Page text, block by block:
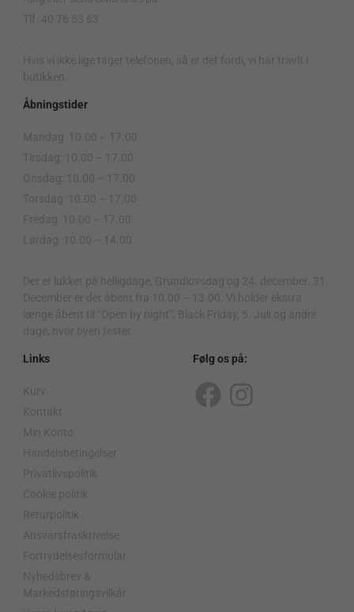
Tlf. 40 76 53 63
Hvis vi ikke lige tager telefonen, så er det fordi, vi har travlt i
butikken.
Åbningstider
Mandag: 10.00 – 17.00
Tirsdag: 10.00 – 17.00
Onsdag: 10.00 – 17.00
Torsdag: 10.00 – 17.00
Fredag: 10.00 – 17.00
Lørdag: 10.00 – 14.00
Der er lukket på helligdage, Grundlovsdag og 24. december. 31.
December er der åbent fra 10.00 – 13.00. Vi holder ekstra
længe åbent til “Open by night”, Black Friday, 5. Juli og andre
dage, hvor byen fester.
Links
Kurv
Kontakt
Min Konto
Handelsbetingelser
Privatlivspolitik
Cookie politik
Returpolitik
Ansvarsfraskrivelse
Fortrydelsesformular
Nyhedsbrev &
Markedsføringsvilkår
Følg os på:
F
I